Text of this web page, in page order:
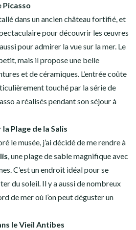
Picasso
dans un ancien château fortifié, et
pour découvrir les œuvres
pour admirer la vue sur la mer. Le
mais il propose une belle
et de céramiques. L’entrée coûte
touché par la série de
a réalisés pendant son séjour à
Plage de la Salis
le musée, j’ai décidé de me rendre à
, une plage de sable magnifique avec
C’est un endroit idéal pour se
du soleil. Il y a aussi de nombreux
de mer où l’on peut déguster un
le Vieil Antibes